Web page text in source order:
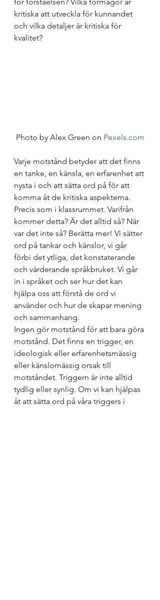
kritiska att utveckla för kunnandet
och vilka detaljer är kritiska för
kvalitet?
Photo by Alex Green on Pexels.com
Varje motstånd betyder att det finns
en tanke, en känsla, en erfarenhet att
nysta i och att sätta ord på för att
komma åt de kritiska aspekterna.
Precis som i klassrummet. Varifrån
kommer detta? Är det alltid så? När
var det inte så? Berätta mer! Vi sätter
ord på tankar och känslor, vi går
förbi det ytliga, det konstaterande
och värderande språkbruket. Vi går
in i språket och ser hur det kan
hjälpa oss att förstå de ord vi
använder och hur de skapar mening
och sammanhang.
Ingen gör motstånd för att bara göra
motstånd. Det finns en trigger, en
ideologisk eller erfarenhetsmässig
eller känslomässig orsak till
motståndet. Triggern är inte alltid
tydlig eller synlig. Om vi kan hjälpas
åt att sätta ord på våra triggers i